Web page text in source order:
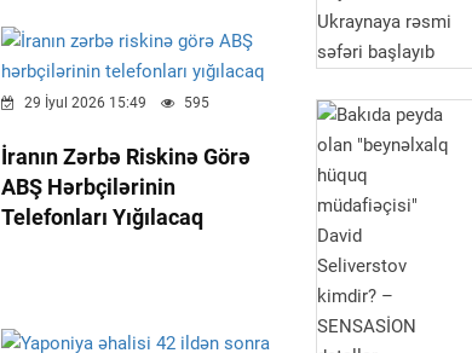
29 İyul 2026 15:49 595
İranın Zərbə Riskinə Görə
ABŞ Hərbçilərinin
Telefonları Yığılacaq